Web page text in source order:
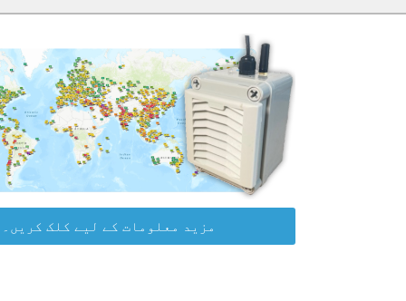
مزید معلومات کے لیے کلک کریں۔